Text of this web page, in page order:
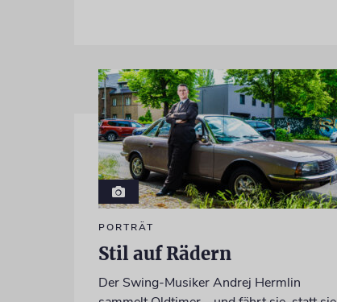
PORTRÄT
Stil auf Rädern
Der Swing-Musiker Andrej Hermlin